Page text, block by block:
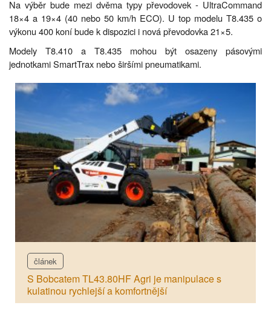
Na výběr bude mezi dvěma typy převodovek - UltraCommand
18×4 a 19×4 (40 nebo 50 km/h ECO). U top modelu T8.435 o
výkonu 400 koní bude k dispozici i nová převodovka 21×5.
Modely T8.410 a T8.435 mohou být osazeny pásovými
jednotkami SmartTrax nebo širšími pneumatikami.
článek
S Bobcatem TL43.80HF Agri je manipulace s
kulatinou rychlejší a komfortnější